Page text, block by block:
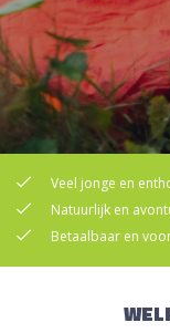
Veel jonge en
Natuurlijk en
Betaalbaar en